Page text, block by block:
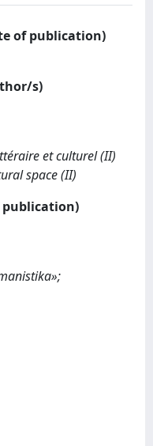
of publication)
s)
et culturel (II)
space (II)
publication)